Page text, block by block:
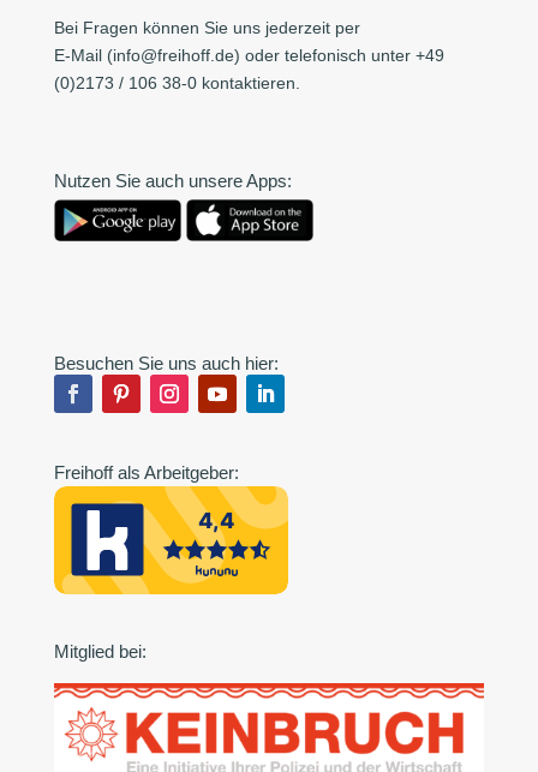
Bei Fragen können Sie uns jederzeit per
E-Mail (info@freihoff.de) oder telefonisch unter +49
(0)2173 / 106 38-0 kontaktieren.
Nutzen Sie auch unsere Apps:
Besuchen Sie uns auch hier:
Freihoff als Arbeitgeber:
Mitglied bei: